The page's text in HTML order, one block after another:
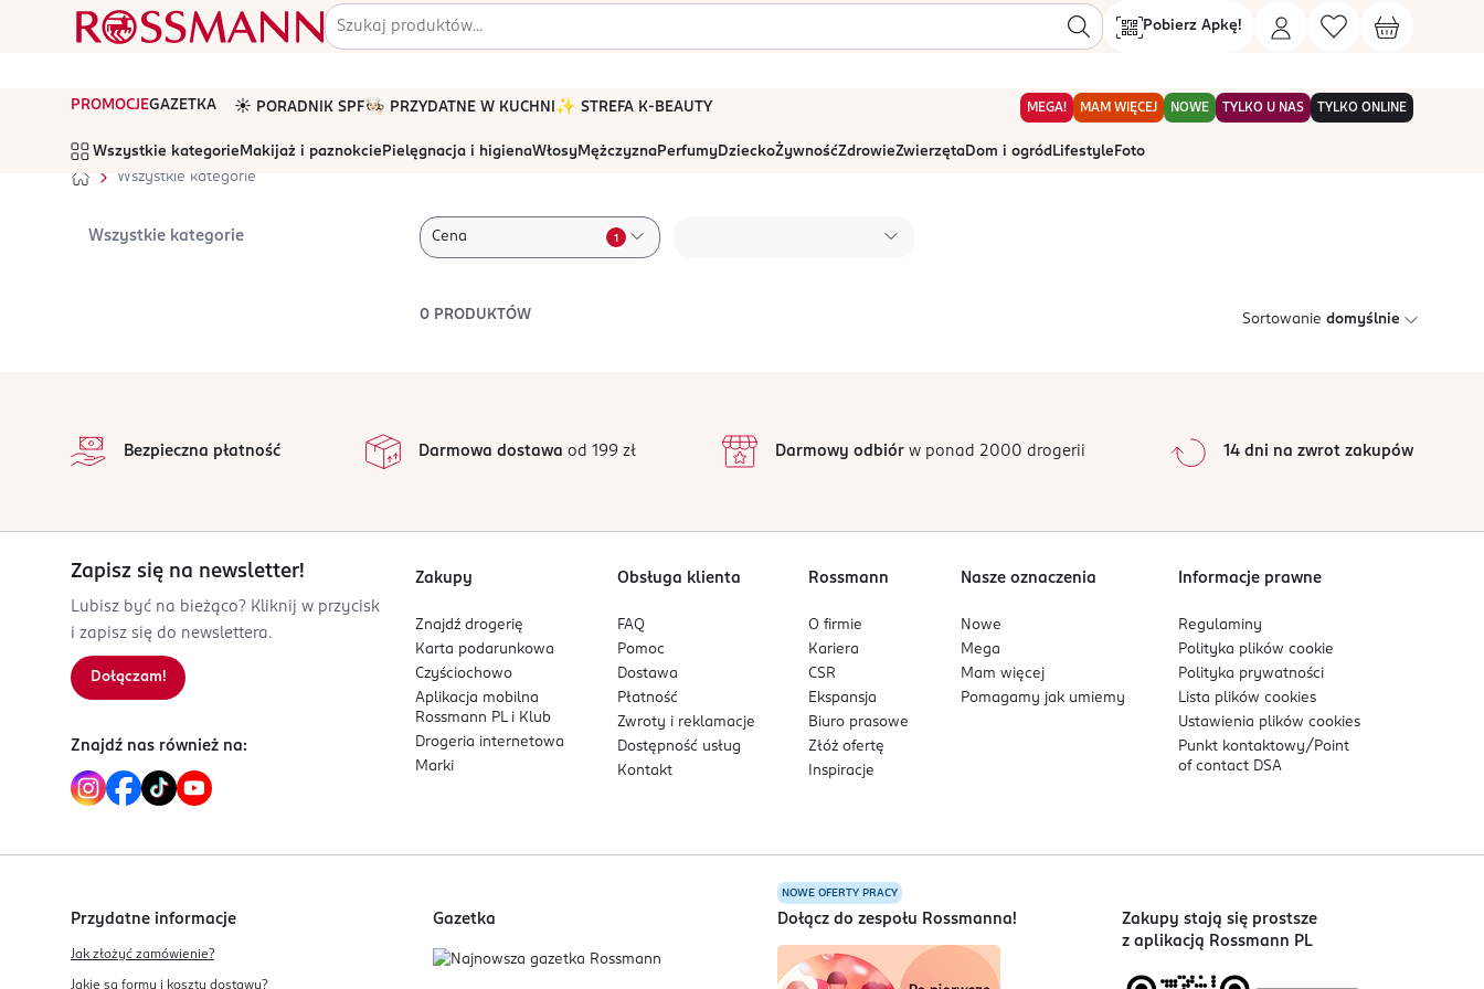
Pobierz Apkę!
PROMOCJEGAZETKA ☀️ PORADNIK SPF🧑🏻‍🍳 PRZYDATNE W KUCHNI ✨ STREFA K-BEAUTY MEGA! MAM WIĘCEJ NOWE TYLKO U NAS TYLKO ONLINE
Wszystkie kategorie Makijaż i paznokcie Pielęgnacja i higienaWłosyMężczyznaPerfumyDzieckoŻywnośćZdrowieZwierzętaDom i ogród Lifestyle Foto
Wszystkie kategorie
Wszystkie kategorie Cena 1
0 PRODUKTÓW Sortowanie domyślnie
Bezpieczna płatność Darmowa dostawa od 199 zł Darmowy odbiórw ponad 2000 drogerii 14 dni na zwrot zakupów
Zapisz się na newsletter!
Lubisz być na bieżąco? Kliknij w przycisk
i zapisz się do newslettera.
Dołączam!
Znajdź nas również na:
Zakupy
Znajdź drogerię
Karta podarunkowa
Czyściochowo
Aplikacja mobilna
Rossmann PL i Klub
Drogeria internetowa
Marki
Obsługa klienta
FAQ
Pomoc
Dostawa
Płatność
Zwroty i reklamacje
Dostępność usług
Kontakt
Rossmann
O firmie
Kariera
CSR
Ekspansja
Biuro prasowe
Złóż ofertę
Inspiracje
Nasze oznaczenia
Nowe
Mega
Mam więcej
Pomagamy jak umiemy
Informacje prawne
Regulaminy
Polityka plikówcookie
Polityka prywatności
Lista plikówcookies
Ustawienia plikówcookies
Punkt kontaktowy/ Point
of contact DSA
Przydatne informacje
Jak złożyć zamówienie?
Jakie są formy i koszty dostawy?
Gazetka
NOWE OFERTY PRACY
Dołącz do zespołu Rossmanna!
Zakupy stają się prostsze
z aplikacją Rossmann PL